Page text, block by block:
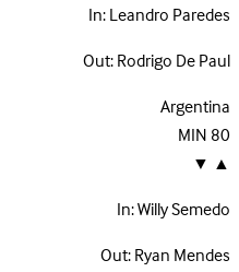
In:Leandro Paredes
Out:Rodrigo De Paul
Argentina
80
MIN
▲
▼
In:Willy Semedo
Out:Ryan Mendes